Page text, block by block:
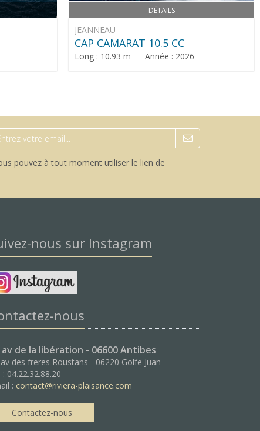
DÉTAILS
JEANNEAU
CAP CAMARAT 10.5 CC
Long : 10.93 m Année : 2026
pouvez à tout moment utiliser le lien de
nous sur Instagram
nous
av de la libération - 06600 Antibes
des freres Roustans - 06220 Golfe Juan
: 04.22.32.88.20
: contact@riviera-plaisance.com
Contactez-nous